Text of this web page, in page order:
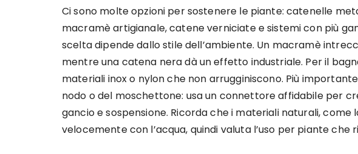
Ci sono molte opzioni per sostenere le piante: catenelle
macramè artigianale, catene verniciate e sistemi con più
scelta dipende dallo stile dell’ambiente. Un macramè
mentre una catena nera dà un effetto industriale. Per il
materiali inox o nylon che non arrugginiscono. Più
nodo o del moschettone: usa un connettore affidabile per
gancio e sospensione. Ricorda che i materiali naturali, come
velocemente con l’acqua, quindi valuta l’uso per piante